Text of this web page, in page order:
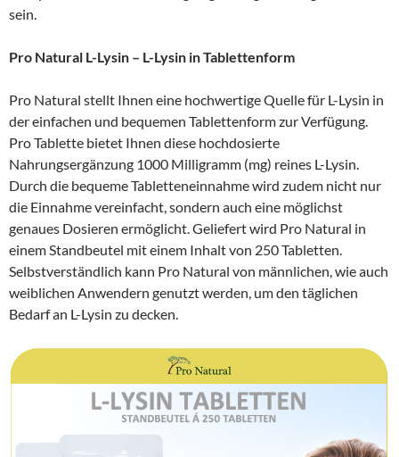
sein.
Pro Natural L-Lysin – L-Lysin in Tablettenform
Pro Natural stellt Ihnen eine hochwertige Quelle für L-Lysin in
der einfachen und bequemen Tablettenform zur Verfügung.
Pro Tablette bietet Ihnen diese hochdosierte
Nahrungsergänzung 1000 Milligramm (mg) reines L-Lysin.
Durch die bequeme Tabletteneinnahme wird zudem nicht nur
die Einnahme vereinfacht, sondern auch eine möglichst
genaues Dosieren ermöglicht. Geliefert wird Pro Natural in
einem Standbeutel mit einem Inhalt von 250 Tabletten.
Selbstverständlich kann Pro Natural von männlichen, wie auch
weiblichen Anwendern genutzt werden, um den täglichen
Bedarf an L-Lysin zu decken.